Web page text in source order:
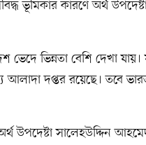
ভূমিকার কারণে অর্থ
ভেদে ভিন্নতা বেশি দেখা
আলাদা দপ্তর রয়েছে। তবে
উপদেষ্টা সালেহউদ্দিন